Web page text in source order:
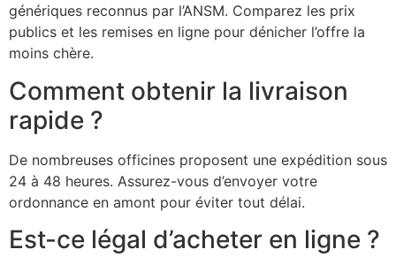
génériques reconnus par l’ANSM. Comparez les prix
publics et les remises en ligne pour dénicher l’offre la
moins chère.
Comment obtenir la livraison
rapide ?
De nombreuses officines proposent une expédition sous
24 à 48 heures. Assurez-vous d’envoyer votre
ordonnance en amont pour éviter tout délai.
Est-ce légal d’acheter en ligne ?